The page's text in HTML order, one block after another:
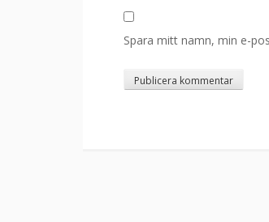
Spara mitt namn, min e-